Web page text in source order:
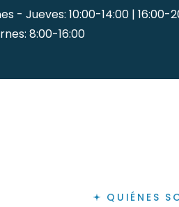
- Jueves: 10:00-14:00 | 16:00-
8:00-16:00
QUIÉNES